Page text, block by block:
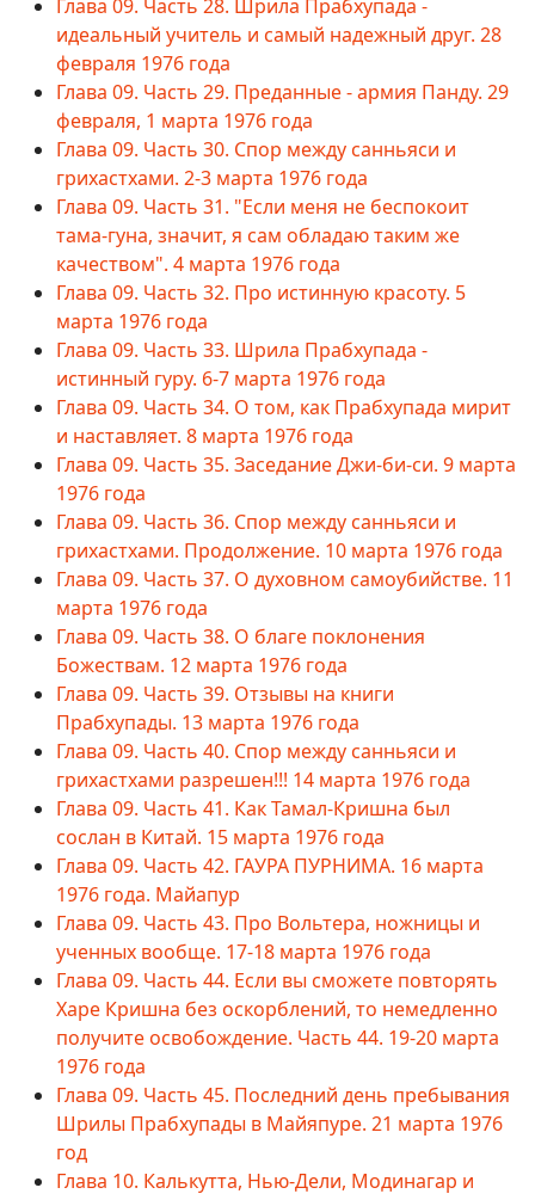
Глава 09. Часть 28. Шрила Прабхупада -
идеальный учитель и самый надежный друг. 28
февраля 1976 года
Глава 09. Часть 29. Преданные - армия Панду. 29
февраля, 1 марта 1976 года
Глава 09. Часть 30. Спор между санньяси и
грихастхами. 2-3 марта 1976 года
Глава 09. Часть 31. "Если меня не беспокоит
тама-гуна, значит, я сам обладаю таким же
качеством". 4 марта 1976 года
Глава 09. Часть 32. Про истинную красоту. 5
марта 1976 года
Глава 09. Часть 33. Шрила Прабхупада -
истинный гуру. 6-7 марта 1976 года
Глава 09. Часть 34. О том, как Прабхупада мирит
и наставляет. 8 марта 1976 года
Глава 09. Часть 35. Заседание Джи-би-си. 9 марта
1976 года
Глава 09. Часть 36. Спор между санньяси и
грихастхами. Продолжение. 10 марта 1976 года
Глава 09. Часть 37. О духовном самоубийстве. 11
марта 1976 года
Глава 09. Часть 38. О благе поклонения
Божествам. 12 марта 1976 года
Глава 09. Часть 39. Отзывы на книги
Прабхупады. 13 марта 1976 года
Глава 09. Часть 40. Спор между санньяси и
грихастхами разрешен!!! 14 марта 1976 года
Глава 09. Часть 41. Как Тамал-Кришна был
сослан в Китай. 15 марта 1976 года
Глава 09. Часть 42. ГАУРА ПУРНИМА. 16 марта
1976 года. Майапур
Глава 09. Часть 43. Про Вольтера, ножницы и
ученных вообще. 17-18 марта 1976 года
Глава 09. Часть 44. Если вы сможете повторять
Харе Кришна без оскорблений, то немедленно
получите освобождение. Часть 44. 19-20 марта
1976 года
Глава 09. Часть 45. Последний день пребывания
Шрилы Прабхупады в Майяпуре. 21 марта 1976
год
Глава 10. Калькутта, Нью-Дели, Модинагар и